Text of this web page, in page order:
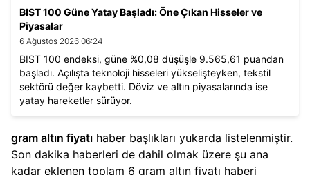
BIST 100 Güne Yatay Başladı: Öne Çıkan Hisseler ve
Piyasalar
6 Ağustos 2026 06:24
BIST 100 endeksi, güne %0,08 düşüşle 9.565,61 puandan
başladı. Açılışta teknoloji hisseleri yükselişteyken, tekstil
sektörü değer kaybetti. Döviz ve altın piyasalarında ise
yatay hareketler sürüyor.
gram altın fiyatı haber başlıkları yukarda listelenmiştir.
Son dakika haberleri de dahil olmak üzere şu ana
kadar eklenen toplam 6 gram altın fiyatı haberi